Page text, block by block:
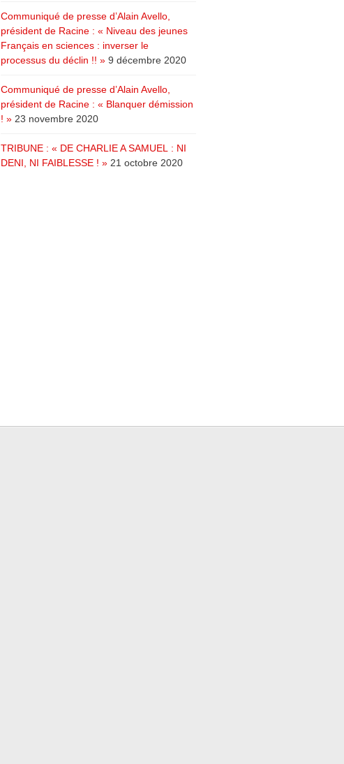
Communiqué de presse d’Alain Avello,
président de Racine : « Niveau des jeunes
Français en sciences : inverser le
processus du déclin !! » 9 décembre 2020
Communiqué de presse d’Alain Avello,
président de Racine : « Blanquer démission
! » 23 novembre 2020
TRIBUNE : « DE CHARLIE A SAMUEL : NI
DENI, NI FAIBLESSE ! » 21 octobre 2020